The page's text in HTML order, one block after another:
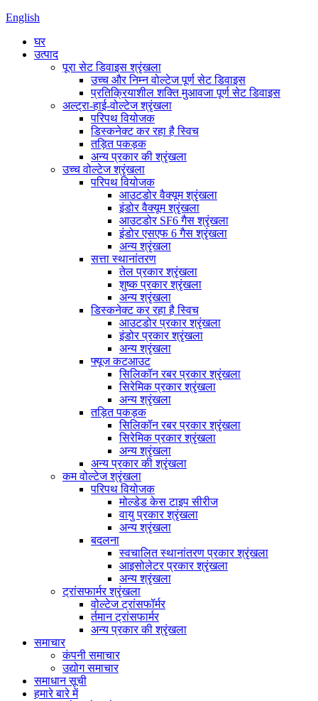
English
घर
उत्पाद
पूरा सेट डिवाइस श्रृंखला
उच्च और निम्न वोल्टेज पूर्ण सेट डिवाइस
प्रतिक्रियाशील शक्ति मुआवजा पूर्ण सेट डिवाइस
अल्ट्रा-हाई-वोल्टेज श्रृंखला
परिपथ वियोजक
डिस्कनेक्ट कर रहा है स्विच
तड़ित पकड़क
अन्य प्रकार की श्रृंखला
उच्च वोल्टेज श्रृंखला
परिपथ वियोजक
आउटडोर वैक्यूम श्रृंखला
इंडोर वैक्यूम श्रृंखला
आउटडोर SF6 गैस श्रृंखला
इंडोर एसएफ 6 गैस श्रृंखला
अन्य श्रृंखला
सत्ता स्थानांतरण
तेल प्रकार श्रृंखला
शुष्क प्रकार श्रृंखला
अन्य श्रृंखला
डिस्कनेक्ट कर रहा है स्विच
आउटडोर प्रकार श्रृंखला
इंडोर प्रकार श्रृंखला
अन्य श्रृंखला
फ्यूज कटआउट
सिलिकॉन रबर प्रकार श्रृंखला
सिरेमिक प्रकार श्रृंखला
अन्य श्रृंखला
तड़ित पकड़क
सिलिकॉन रबर प्रकार श्रृंखला
सिरेमिक प्रकार श्रृंखला
अन्य श्रृंखला
अन्य प्रकार की श्रृंखला
कम वोल्टेज श्रृंखला
परिपथ वियोजक
मोल्डेड केस टाइप सीरीज
वायु प्रकार श्रृंखला
अन्य श्रृंखला
बदलना
स्वचालित स्थानांतरण प्रकार श्रृंखला
आइसोलेटर प्रकार श्रृंखला
अन्य श्रृंखला
ट्रांसफार्मर श्रृंखला
वोल्टेज ट्रांसफॉर्मर
र्तमान ट्रांसफार्मर
अन्य प्रकार की श्रृंखला
समाचार
कंपनी समाचार
उद्योग समाचार
समाधान सूची
हमारे बारे में